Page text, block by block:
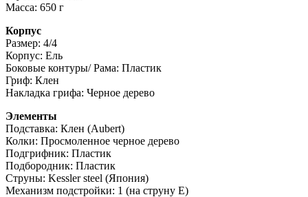
Масса: 650 г
Корпус
Размер: 4/4
Корпус: Ель
Боковые контуры/ Рама: Пластик
Гриф: Клен
Накладка грифа: Черное дерево
Элементы
Подставка: Клен (Aubert)
Колки: Просмоленное черное дерево
Подгрифник: Пластик
Подбородник: Пластик
Струны: Kessler steel (Япония)
Механизм подстройки: 1 (на струну E)